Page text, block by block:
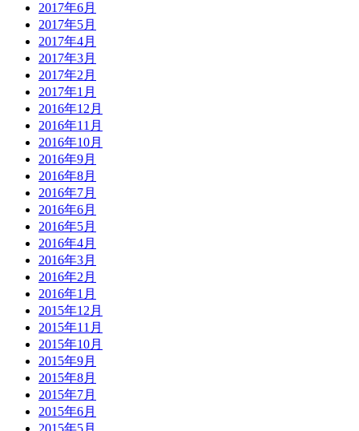
2017年6月
2017年5月
2017年4月
2017年3月
2017年2月
2017年1月
2016年12月
2016年11月
2016年10月
2016年9月
2016年8月
2016年7月
2016年6月
2016年5月
2016年4月
2016年3月
2016年2月
2016年1月
2015年12月
2015年11月
2015年10月
2015年9月
2015年8月
2015年7月
2015年6月